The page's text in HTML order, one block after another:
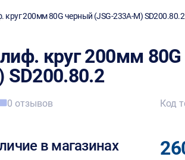
круг 200мм 80G черный (JSG-233A-M) SD200.80.2
круг 200мм
SD200.80.2
0 отзывов
в магазинах
Код